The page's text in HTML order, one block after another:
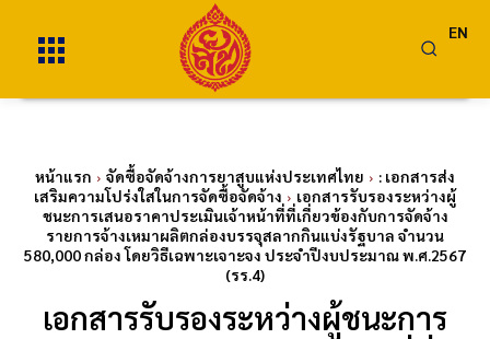
EN
หน้าแรก จัดซื้อจัดจ้างการยาสูบแห่งประเทศไทย
: เอกสารส่ง
เสริมความโปร่งใสในการจัดซื้อจัดจ้าง
เอกสารรับรองระหว่างผู้
ชนะการเสนอราคาประเมินเจ้าหน้าที่ที่เกี่ยวข้องกับการจัดจ้าง
รายการจ้างเหมาผลิตกล่องบรรจุสลากกินแบ่งรัฐบาล จำนวน
580,000 กล่อง โดยวิธีเฉพาะเจาะจง ประจำปีงบประมาณ พ.ศ.2567
(รร.4)
เอกสารรับรองระหว่างผู้ชนะการ